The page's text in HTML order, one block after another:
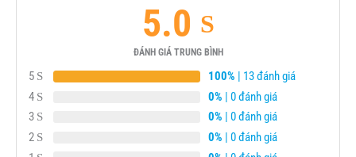
5.0
ĐÁNH GIÁ TRUNG BÌNH
5 100% | 13 đánh giá
4
0% | 0 đánh giá
3
0% | 0 đánh giá
2
0% | 0 đánh giá